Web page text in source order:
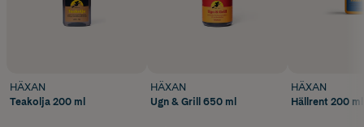
HÄXAN
Teakolja 200 ml
HÄXAN
Ugn & Grill 650 ml
HÄXAN
Hällrent 200 ml